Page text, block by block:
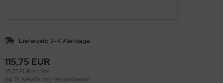
Lieferzeit: 3-4 Werktage
115,75 EUR
115,75 EUR pro Stk.
inkl. 19 % MwSt. zzgl. Versandkosten